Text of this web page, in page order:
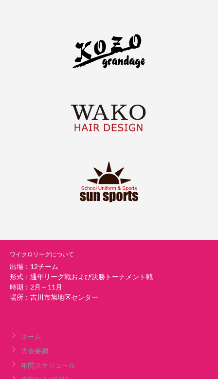
ワイクロリーグについて
出場：12チーム
形式：通年リーグ戦および決勝トーナメント戦
時期：2月～11月
場所：吉川市旭地区センター
ホーム
大会要綱
年間スケジュール